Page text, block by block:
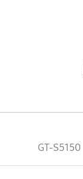
GT-S5150